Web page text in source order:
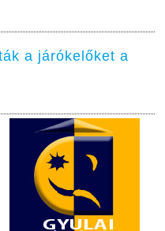
a járókelőket a